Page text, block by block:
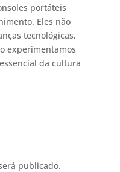
portáteis
Eles não
tecnológicas,
experimentamos
da cultura
publicado.